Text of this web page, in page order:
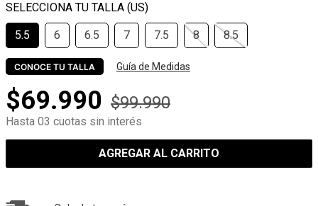
5.5 6 6.5 7 7.5 8 8.5
CONOCE TU TALLA Guía de Medidas
$69.990 $99.990
Hasta 03 cuotas sin interés
AGREGAR AL CARRITO